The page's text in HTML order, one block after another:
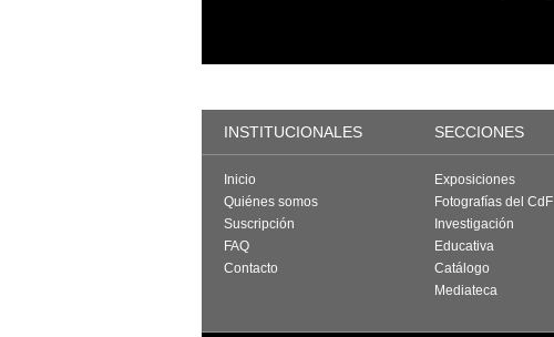
INSTITUCIONALES SECCIONES
Inicio
Quiénes somos
Suscripción
FAQ
Contacto
Exposiciones
Fotografías del CdF
Investigación
Educativa
Catálogo
Mediateca